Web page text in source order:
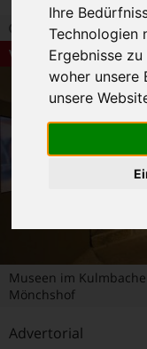
Ihre
Technologien
Ergebnisse
woher unsere
unsere
22.08.2021 14:27 |
Veranstaltungstipps
Museen im
Mönchshof
Advertorial